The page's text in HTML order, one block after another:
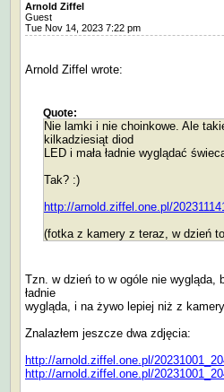
Arnold Ziffel
Guest
Tue Nov 14, 2023 7:22 pm
Arnold Ziffel wrote:
Quote:
Nie lamki i nie choinkowe. Ale
kilkadziesiąt diod
LED i mała ładnie wyglądać
Tak? :)
http://arnold.ziffel.one.pl/
(fotka z kamery z teraz, w dzień
Tzn. w dzień to w ogóle nie wygląda,
ładnie
wygląda, i na żywo lepiej niż z kamery.
Znalazłem jeszcze dwa zdjęcia:
http://arnold.ziffel.one.pl/
http://arnold.ziffel.one.pl/